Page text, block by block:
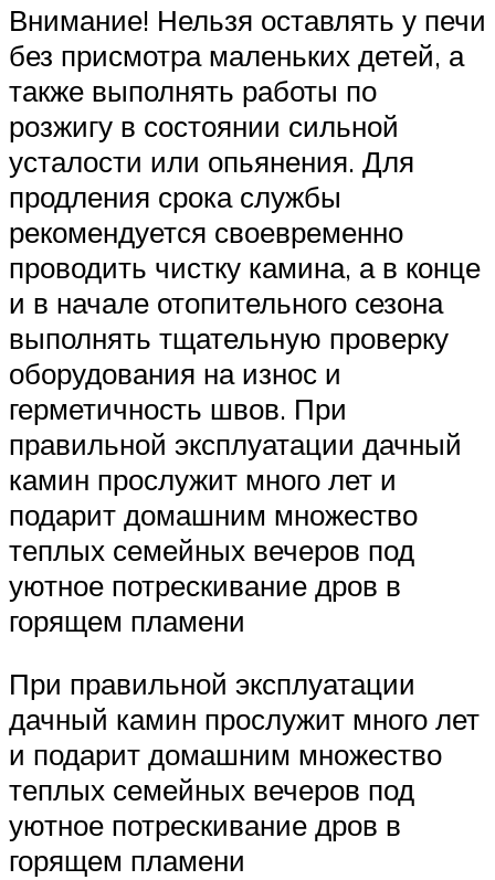
Внимание! Нельзя оставлять у печи
без присмотра маленьких детей, а
также выполнять работы по
розжигу в состоянии сильной
усталости или опьянения. Для
продления срока службы
рекомендуется своевременно
проводить чистку камина, а в конце
и в начале отопительного сезона
выполнять тщательную проверку
оборудования на износ и
герметичность швов. При
правильной эксплуатации дачный
камин прослужит много лет и
подарит домашним множество
теплых семейных вечеров под
уютное потрескивание дров в
горящем пламени
При правильной эксплуатации
дачный камин прослужит много лет
и подарит домашним множество
теплых семейных вечеров под
уютное потрескивание дров в
горящем пламени